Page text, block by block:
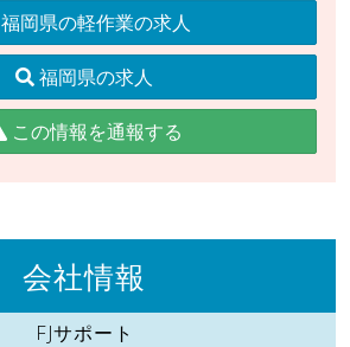
福岡県の軽作業の求人
福岡県の求人
この情報を通報する
会社情報
FJサポート